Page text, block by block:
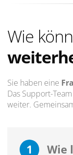
Wie
Sie haben eine
Das Support-
weiter.
1 Wie